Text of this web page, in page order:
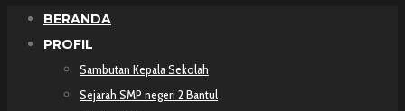
BERANDA
PROFIL
Sambutan Kepala Sekolah
Sejarah SMP negeri 2 Bantul